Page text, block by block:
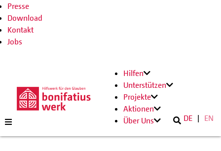
Presse
Download
Kontakt
Jobs
Hilfen
Unterstützen
Projekte
Aktionen
Über Uns
DE EN